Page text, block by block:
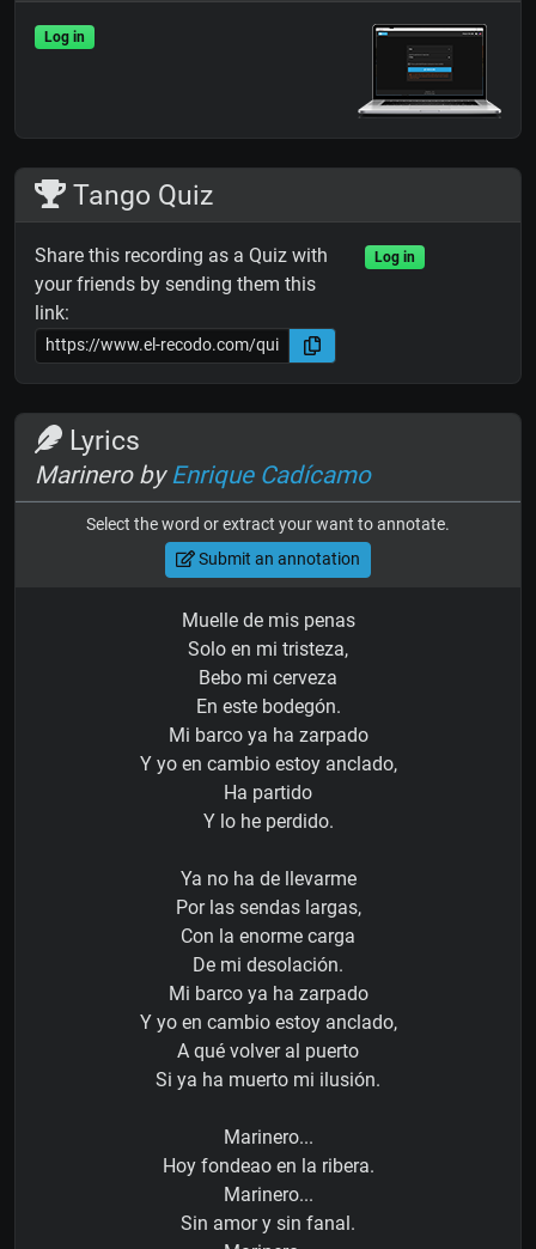
Log in
Tango Quiz
Share this recording as a Quiz with
your friends by sending them this
link:
Log in
Lyrics
Marinero byEnrique Cadícamo
Select the word or extract your want to annotate.
Submit an annotation
Muelle de mis penas
Solo en mi tristeza,
Bebo mi cerveza
En este bodegón.
Mi barco ya ha zarpado
Y yo en cambio estoy anclado,
Ha partido
Y lo he perdido.
Ya no ha de llevarme
Por las sendas largas,
Con la enorme carga
De mi desolación.
Mi barco ya ha zarpado
Y yo en cambio estoy anclado,
A qué volver al puerto
Si ya ha muerto mi ilusión.
Marinero...
Hoy fondeao en la ribera.
Marinero...
Sin amor y sin fanal.